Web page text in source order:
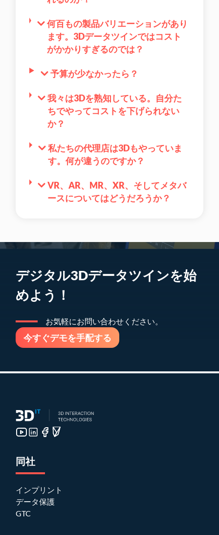
何百もの製品バリエーションがあり
ます。3Dデータツインではコスト
がかかりすぎるのでは？
予算が少なかったら？
我々は3Dを熟知している。自分た
ちでやってコストを下げられない
か？
私たちの代理店は3Dもやっていま
す。何が違うのですか？
VR、AR、MR、XR、そしてメタバ
ースについてはどうだろうか？
今すぐデモを手配する
デジタル3Dデータツインを始
めよう！
お気軽にお問い合わせください。
同社
インプリント
データ保護
GTC